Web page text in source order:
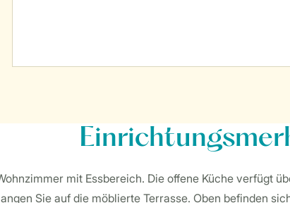
mit Essbereich. Die offene Küche verfügt
Sie auf die möblierte Terrasse. Oben befinden